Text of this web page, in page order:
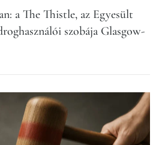
a The Thistle, az Egyesült
szobája Glasgow-